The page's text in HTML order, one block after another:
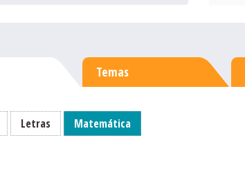
Temas
Letras Matemática